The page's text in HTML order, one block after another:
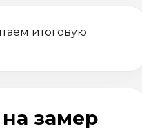
итоговую
замер